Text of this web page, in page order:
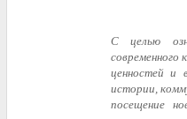
С целью
современного
ценностей и
истории,
посещение